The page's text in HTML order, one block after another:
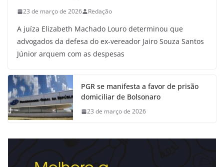
23 de março de 2026 Redação
A juíza Elizabeth Machado Louro determinou que
advogados da defesa do ex-vereador Jairo Souza Santos
Júnior arquem com as despesas
PGR se manifesta a favor de prisão
domiciliar de Bolsonaro
23 de março de 2026